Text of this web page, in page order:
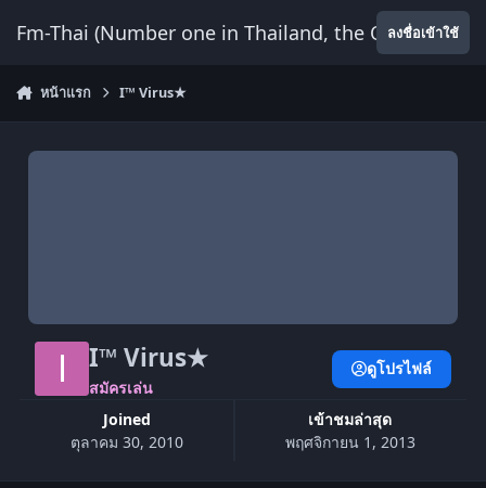
Fm-Thai (Number one in Thailand, the Onlyลงชื่อเข้าใช้
หน้าแรก I™ Virus★
I™ Virus★
สมัครเล่น
Joined
ตุลาคม 30, 2010
เข้าชมล่าสุด
พฤศจิกายน 1, 2013
ดูโปรไฟล์